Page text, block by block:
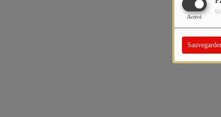
Activé